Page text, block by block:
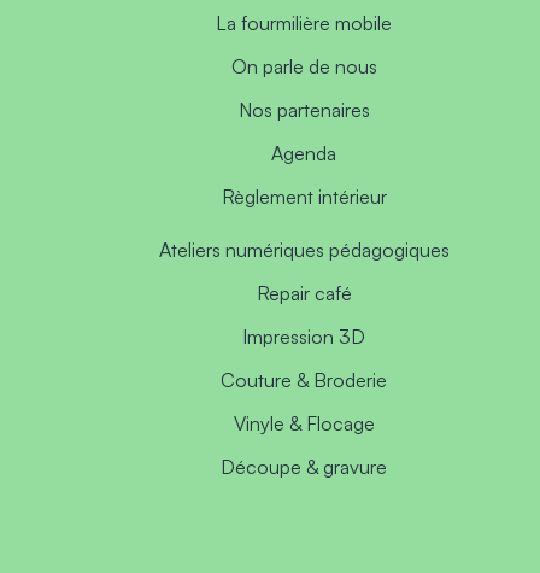
La fourmilière mobile
On parle de nous
Nos partenaires
Agenda
Règlement intérieur
Ateliers numériques pédagogiques
Repair café
Impression 3D
Couture & Broderie
Vinyle & Flocage
Découpe & gravure